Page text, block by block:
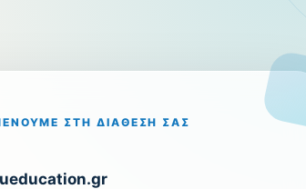
ΣΤΗ ΔΙΆΘΕΣΉ ΣΑΣ